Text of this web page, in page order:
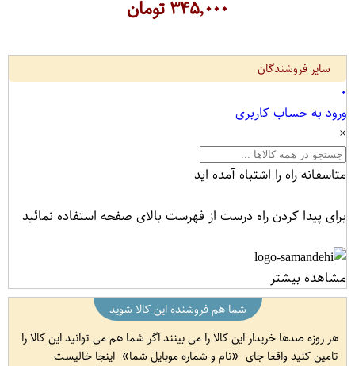
۳۴۵,۰۰۰تومان
سایر فروشندگان
۰
ورود به حساب کاربری
×
متاسفانه راه را اشتباه آمده اید
برای پیدا کردن راه درست از فهرست بالای صفحه استفاده نمائید
مشاهده بیشتر
شما هم فروشنده این کالا شوید
هر روزه صدها خریدار این کالا را می بینند اگر شما هم می توانید این کالا را
تامین کنید واقعا جای
نام و شماره موبایل شما اینجا خالیست